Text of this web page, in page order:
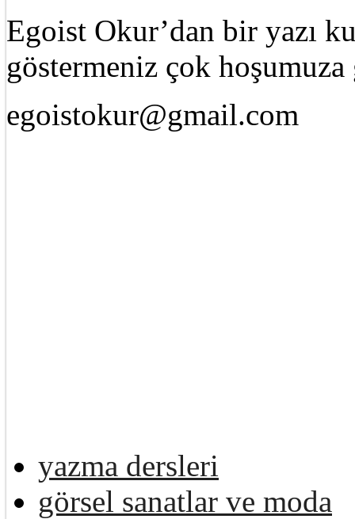
Egoist Okur’dan bir yazı
göstermeniz çok
egoistokur@gmail.com
yazma dersleri
görsel sanatlar ve moda